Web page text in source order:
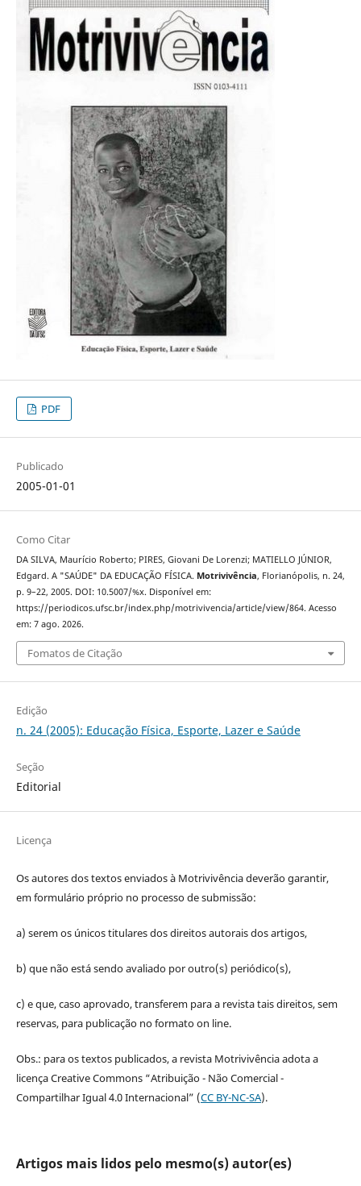
PDF
Publicado
2005-01-01
Como Citar
DA SILVA, Maurício Roberto; PIRES, Giovani De Lorenzi; MATIELLO JÚNIOR,
Edgard. A "SAÚDE" DA EDUCAÇÃO FÍSICA. Motrivivência, Florianópolis, n. 24,
p. 9–22, 2005. DOI: 10.5007/%x. Disponível em:
https://periodicos.ufsc.br/index.php/motrivivencia/article/view/864. Acesso
em: 7 ago. 2026.
Fomatos de Citação
Edição
n. 24 (2005): Educação Física, Esporte, Lazer e Saúde
Seção
Editorial
Licença
Os autores dos textos enviados à Motrivivência deverão garantir,
em formulário próprio no processo de submissão:
a) serem os únicos titulares dos direitos autorais dos artigos,
b) que não está sendo avaliado por outro(s) periódico(s),
c) e que, caso aprovado, transferem para a revista tais direitos, sem
reservas, para publicação no formato on line.
Obs.: para os textos publicados, a revista Motrivivência adota a
licença Creative Commons “Atribuição - Não Comercial -
Compartilhar Igual 4.0 Internacional” (CC BY-NC-SA).
Artigos mais lidos pelo mesmo(s) autor(es)